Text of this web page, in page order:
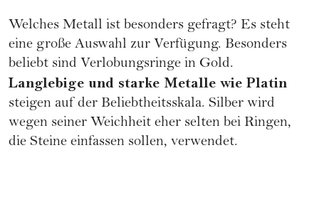
Welches Metall ist besonders gefragt? Es steht
eine große Auswahl zur Verfügung. Besonders
beliebt sind Verlobungsringe in Gold.
Langlebige und starke Metalle wie Platin
steigen auf der Beliebtheitsskala. Silber wird
wegen seiner Weichheit eher selten bei Ringen,
die Steine einfassen sollen, verwendet.